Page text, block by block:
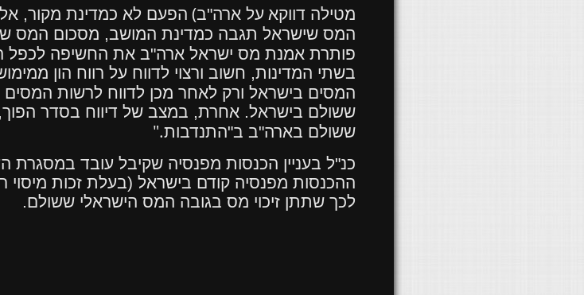
מטילה דווקא על ארה"ב( הפעם לא כמדינת מקור,
המס שישראל תגבה כמדינת המושב, מסכום המס
פותרת אמנת מס ישראל ארה"ב את החשיפה לכפל
בשתי המדינות, חשוב ורצוי לדווח על רווח הון
המסים בישראל ורק לאחר מכן לדווח לרשות
ששולם בישראל. אחרת, במצב של דיווח בסדר
ששולם בארה"ב ב"התנדבות".
כנ"ל בעניין הכנסות מפנסיה שקיבל עובד במסגרת
ההכנסות מפנסיה קודם בישראל (בעלת זכות מיסוי
לכך שתתן זיכוי מס בגובה המס הישראלי ששולם.